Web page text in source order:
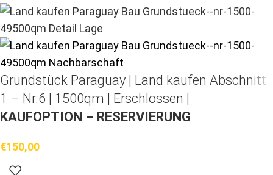
Grundstück Paraguay | Land kaufen Abschnitt
1 – Nr.6 | 1500qm | Erschlossen |
KAUFOPTION – RESERVIERUNG
€150,00